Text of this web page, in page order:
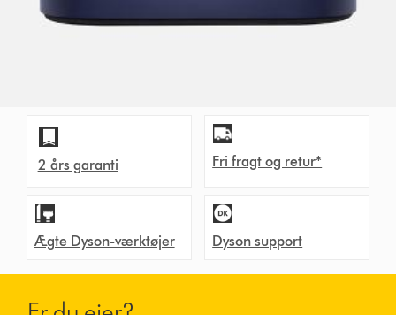
2 års garanti Fri fragt og retur*
Ægte Dyson-værktøjer Dyson support